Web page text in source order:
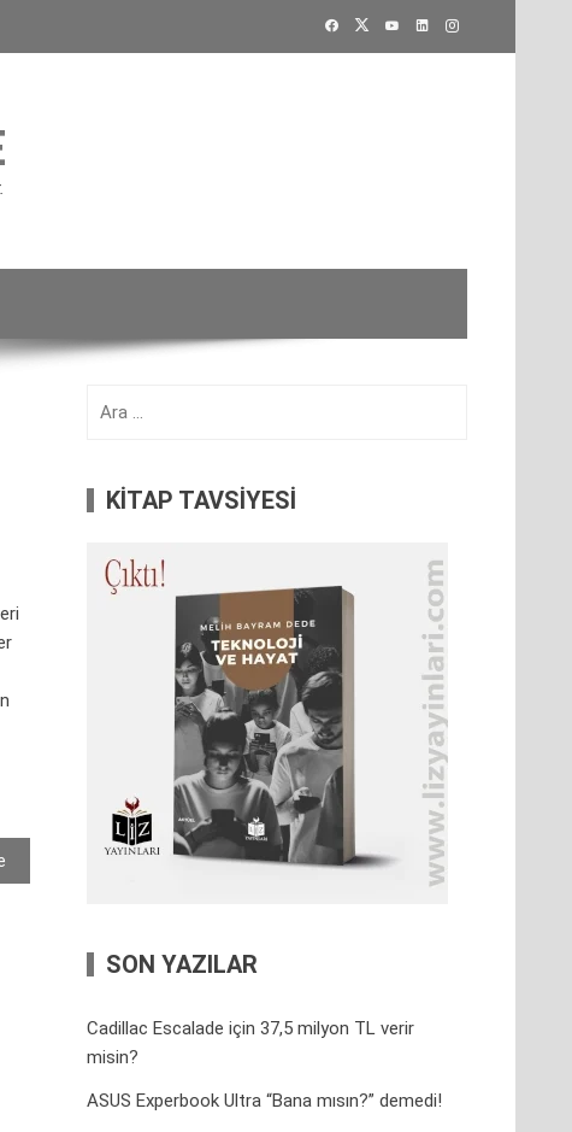
KİTAP TAVSİYESİ
SON YAZILAR
Cadillac Escalade için 37,5 milyon TL verir
misin?
ASUS Experbook Ultra “Bana mısın?” demedi!